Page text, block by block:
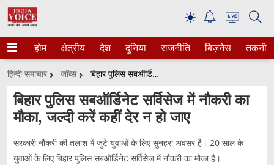
☀
होम क्षेत्रीय देश दुनिया राजनीति बिज़नेस तकनीक
हिन्दी समाचार जॉब्स बिहार पुलिस सबऑर्डिनेट सर्विसेज में नौकरी का मौका, जल्दी करें कहीं देर न हो जाए
बिहार पुलिस सबऑर्डिनेट सर्विसेज में नौकरी का
मौका, जल्दी करें कहीं देर न हो जाए
सरकारी नौकरी की तलाश में जुटे युवाओं के लिए सुनहरा अवसर है। 20 साल के
युवाओं के लिए बिहार पुलिस सबऑर्डिनेट सर्विसेज में नौकरी का मौका है।